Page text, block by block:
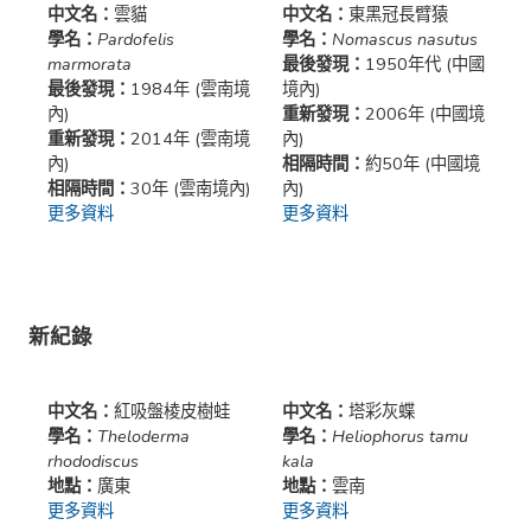
中文名： 雲貓
學名： Pardofelis
marmorata
最後發現： 1984年 (雲南境
內)
重新發現： 2014年 (雲南境
內)
相隔時間： 30年 (雲南境內)
更多資料
中文名： 東黑冠長臂猿
學名：Nomascus nasutus
最後發現： 1950年代 (中國
境內)
重新發現：2006年 (中國境
內)
相隔時間：約50年 (中國境
內)
更多資料
新紀錄
中文名： 紅吸盤棱皮樹蛙
學名： Theloderma
rhododiscus
地點： 廣東
更多資料
中文名：塔彩灰蝶
學名：Heliophorus tamu
kala
地點：雲南
更多資料